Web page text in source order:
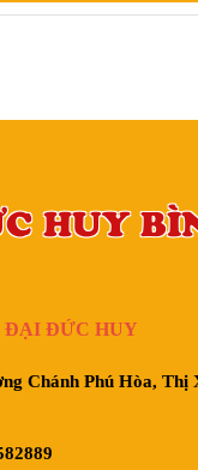
HUY
ĐẠI ĐỨC HUY
Chánh Phú Hòa, Thị